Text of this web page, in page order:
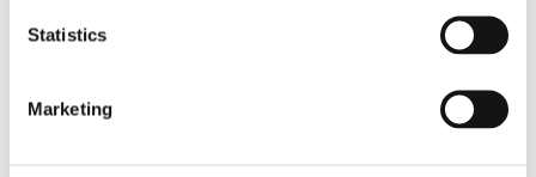
Statistics
Marketing
Hoe kunnen havens de transitie naar
aug 3, 2026